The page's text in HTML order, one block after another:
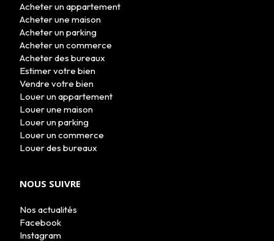
Acheter un appartement
Acheter une maison
Acheter un parking
Acheter un commerce
Acheter des bureaux
Estimer votre bien
Vendre votre bien
Louer un appartement
Louer une maison
Louer un parking
Louer un commerce
Louer des bureaux
NOUS SUIVRE
Nos actualités
Facebook
Instagram